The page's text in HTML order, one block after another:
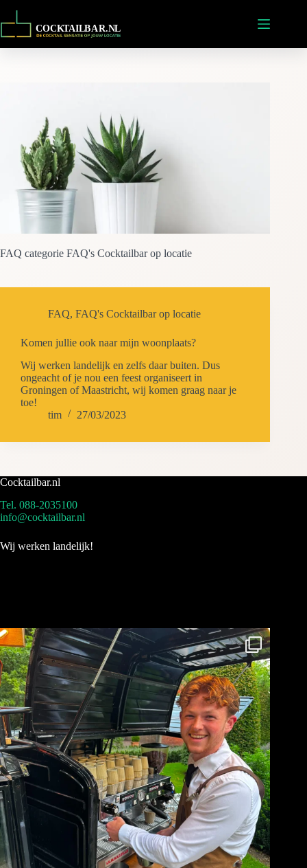
FAQ categorie FAQ's Cocktailbar op locatie
FAQ, FAQ's Cocktailbar op locatie
Komen jullie ook naar mijn woonplaats?
Wij werken landelijk en zelfs daar buiten. Dus
ongeacht of je nou een feest organiseert in
Groningen of Maastricht, wij komen graag naar je
toe!
tim
27/03/2023
Cocktailbar.nl
Tel. 088-2035100
info@cocktailbar.nl
Wij werken landelijk!